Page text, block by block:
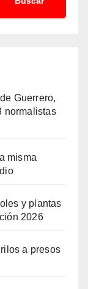
Guerrero,
normalistas
misma
y plantas
2026
a presos